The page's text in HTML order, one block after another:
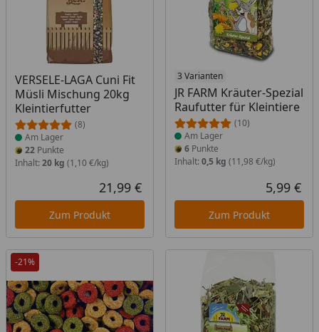
VERSELE-LAGA Cuni Fit
Müsli Mischung 20kg
Kleintierfutter
(8)
Produkt am Lager
Am Lager
22 Punkte
Inhalt: 20 kg (1,10 €/kg)
Aktueller Preis
21,99 €
Zum Produkt
3 Varianten
JR FARM Kräuter-Spezial
Raufutter für Kleintiere
(10)
Produkt am Lager
Am Lager
6Punkte
Inhalt: 0,5 kg (11,98 €/kg)
5,99 €
Zum Produkt
-21%